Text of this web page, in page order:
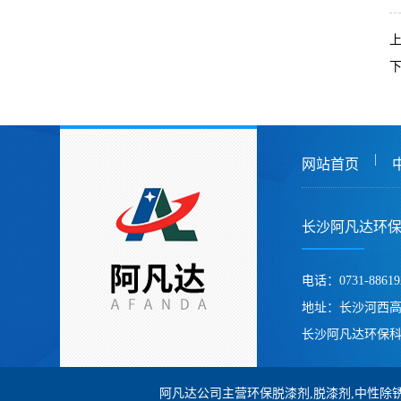
网站首页
长沙阿凡达环
电话：0731-
地址：长沙河西
长沙阿凡达环保
阿凡达公司主营环保脱漆剂,脱漆剂,中性